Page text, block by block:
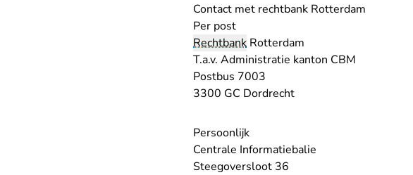
Contact met rechtbank Rotterdam
Per post
Rechtbank Rotterdam
T.a.v. Administratie kanton CBM
Postbus 7003
3300 GC Dordrecht
Persoonlijk
Centrale Informatiebalie
Steegoversloot 36